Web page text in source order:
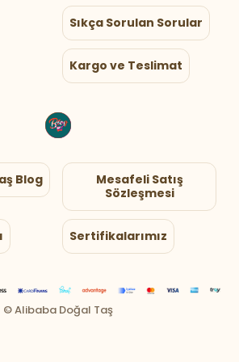
Sıkça Sorulan Sorular
Kargo ve Teslimat
Blog
Mesafeli Satış
Sözleşmesi
Sertifikalarımız